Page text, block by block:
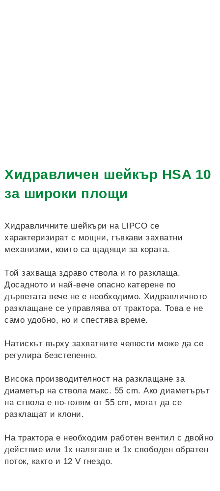
Хидравличен шейкър HSA 10
за широки площи
Хидравличните шейкъри на LIPCO се
характеризират с мощни, гъвкави захватни
механизми, които са щадящи за кората.
Той захваща здраво ствола и го разклаща.
Досадното и най-вече опасно катерене по
дърветата вече не е необходимо. Хидравличното
разклащане се управлява от трактора. Това е не
само удобно, но и спестява време.
Натискът върху захватните челюсти може да се
регулира безстепенно.
Висока производителност на разклащане за
диаметър на ствола макс. 55 cm. Ако диаметърът
на ствола е по-голям от 55 cm, могат да се
разклащат и клони.
На трактора е необходим работен вентил с двойно
действие или 1х налягане и 1х свободен обратен
поток, както и 12 V гнездо.